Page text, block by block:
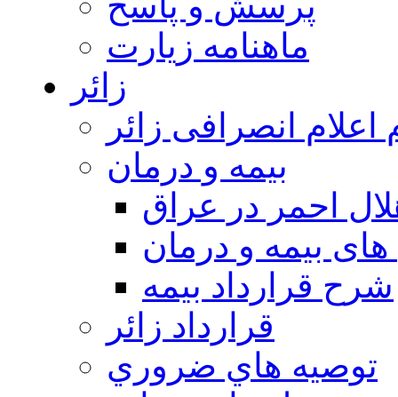
ماهنامه زیارت
زائر
اعلام انصرافی زائر
بيمه و درمان
احمر در عراق
بیمه و درمان
شرح قرارداد بیمه
قرارداد زائر
توصيه هاي ضروري